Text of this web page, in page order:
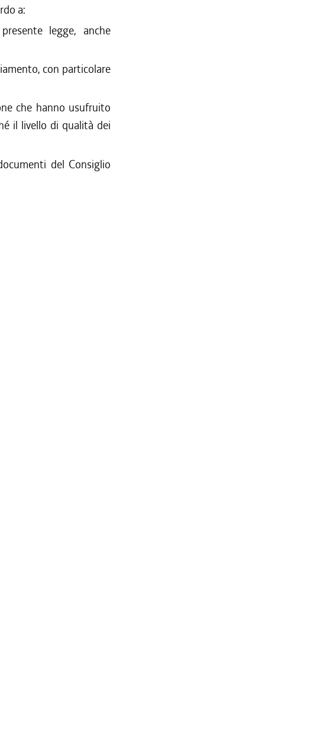
a:
legge, anche
con particolare
che hanno usufruito
il livello di qualità dei
del Consiglio